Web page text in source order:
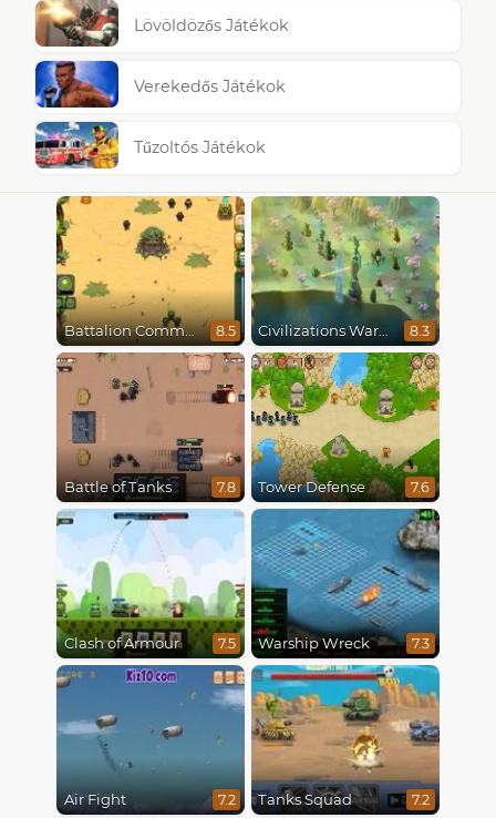
Lövöldözős Játékok
Verekedős Játékok
Tűzoltós Játékok
Battalion Commander 8.5 Civilizations Wars Master Edition 8.3
Battle of Tanks 7.8 Tower Defense 7.6
Clash of Armour 7.5 Warship Wreck 7.3
Air Fight 7.2 Tanks Squad 7.2